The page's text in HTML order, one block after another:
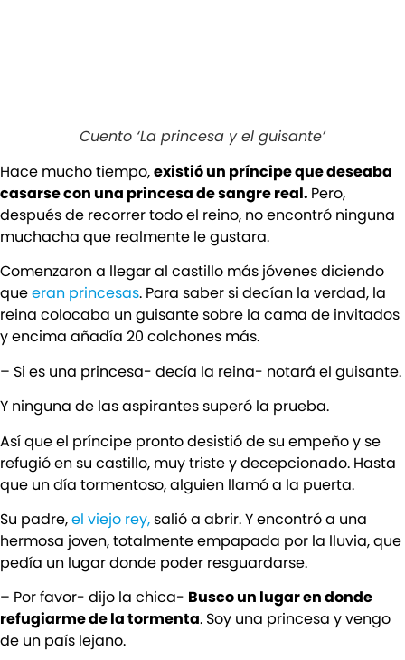
Cuento ‘La princesa y el guisante’
Hace mucho tiempo,existió un príncipe que deseaba
casarse con una princesa de sangre real. Pero,
después de recorrer todo el reino, no encontró ninguna
muchacha que realmente le gustara.
Comenzaron a llegar al castillo más jóvenes diciendo
queeran princesas. Para saber si decían la verdad, la
reina colocaba un guisante sobre la cama de invitados
y encima añadía 20 colchones más.
– Si es una princesa- decía la reina- notará el guisante.
Y ninguna de las aspirantes superó la prueba.
Así que el príncipe pronto desistió de su empeño y se
refugió en su castillo, muy triste y decepcionado. Hasta
que un día tormentoso, alguien llamó a la puerta.
Su padre,el viejo rey,salió a abrir. Y encontró a una
hermosa joven, totalmente empapada por la lluvia, que
pedía un lugar donde poder resguardarse.
– Por favor- dijo la chica- Busco un lugar en donde
refugiarme de la tormenta. Soy una princesa y vengo
de un país lejano.